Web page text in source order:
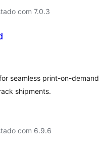
com 7.0.3
seamless print-on-demand
shipments.
com 6.9.6